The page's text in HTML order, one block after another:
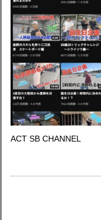
ACT SB CHANNEL